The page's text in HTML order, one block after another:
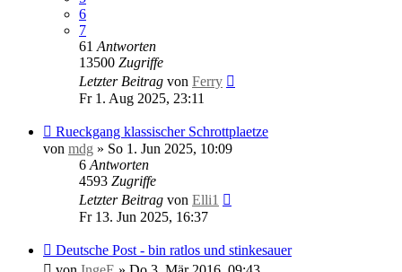
6
7
61 Antworten
13500 Zugriffe
Letzter Beitrag von Ferry
Fr 1. Aug 2025, 23:11
Rueckgang klassischer Schrottplaetze
von mdg » So 1. Jun 2025, 10:09
6 Antworten
4593 Zugriffe
Letzter Beitrag von Elli1
Fr 13. Jun 2025, 16:37
Deutsche Post - bin ratlos und stinkesauer